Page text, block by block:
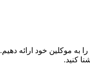
به موکلین خود ارائه دهیم.
کنید.